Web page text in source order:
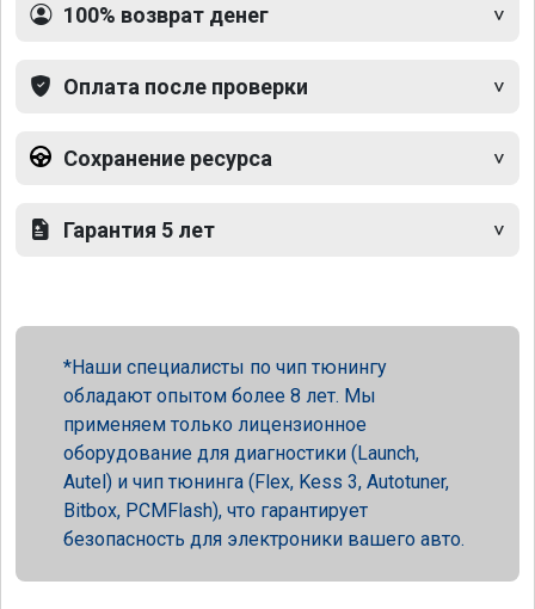
100% возврат денег
Оплата после проверки
Сохранение ресурса
Гарантия 5 лет
Наши специалисты по чип тюнингу
обладают опытом более 8 лет. Мы
применяем только лицензионное
оборудование для диагностики (Launch,
Autel) и чип тюнинга (Flex, Kess 3, Autotuner,
Bitbox, PCMFlash), что гарантирует
безопасность для электроники вашего авто.